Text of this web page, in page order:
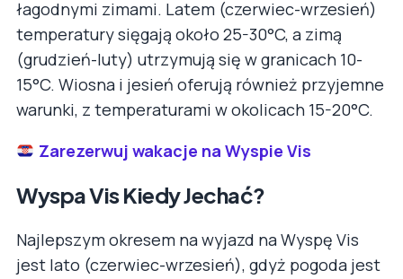
łagodnymi zimami. Latem (czerwiec-wrzesień)
temperatury sięgają około 25-30°C, a zimą
(grudzień-luty) utrzymują się w granicach 10-
15°C. Wiosna i jesień oferują również przyjemne
warunki, z temperaturami w okolicach 15-20°C.
Zarezerwuj wakacje na Wyspie Vis
Wyspa Vis Kiedy Jechać?
Najlepszym okresem na wyjazd na Wyspę Vis
jest lato (czerwiec-wrzesień), gdyż pogoda jest